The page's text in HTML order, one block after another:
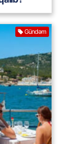
Gündəm